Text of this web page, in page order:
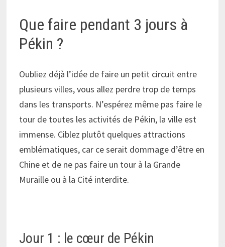
Que faire pendant 3 jours à
Pékin ?
Oubliez déjà l’idée de faire un petit circuit entre
plusieurs villes, vous allez perdre trop de temps
dans les transports. N’espérez même pas faire le
tour de toutes les activités de Pékin, la ville est
immense. Ciblez plutôt quelques attractions
emblématiques, car ce serait dommage d’être en
Chine et de ne pas faire un tour à la Grande
Muraille ou à la Cité interdite.
Jour 1 : le cœur de Pékin